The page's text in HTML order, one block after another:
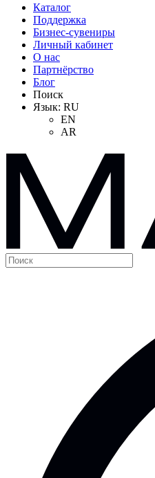
Каталог
Поддержка
Бизнес-сувениры
Личный кабинет
О нас
Партнёрство
Блог
Поиск
Язык: RU
EN
AR